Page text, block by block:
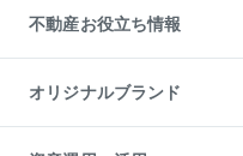
貸すガイド
事業用不動産
マンション投資
投資用マンション
アパート経営
収益物件
不動産お役立ち情報
マンションライブラリー
人気マンションランキング
暮らしに役立つ不動産メディア
オリジナルブランド